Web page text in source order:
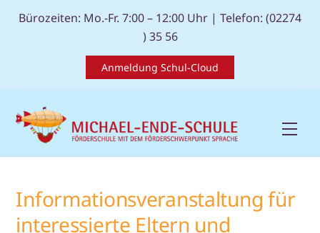
Bürozeiten: Mo.-Fr. 7:00 – 12:00 Uhr | Telefon: (02274
) 35 56
Anmeldung Schul-Cloud
Informationsveranstaltung für
interessierte Eltern und